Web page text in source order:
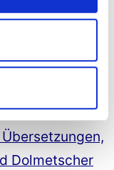
Dolmetscher